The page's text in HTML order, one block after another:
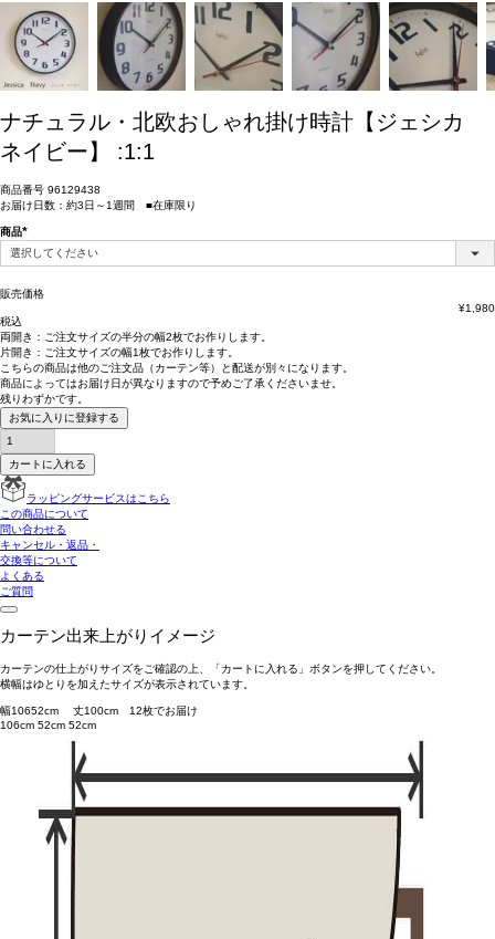
ナチュラル・北欧おしゃれ掛け時計【ジェシカ
ネイビー】 :1:1
商品番号 96129438
お届け日数：約3日～1週間 ■在庫限り
商品
(必
須)
販売価格
¥1,980
税込
両開き： ご注文サイズの半分の幅2枚でお作りします。
片開き： ご注文サイズの幅1枚でお作りします。
こちらの商品は他のご注文品（カーテン等）と配送が別々 になります。
商品によってはお届け日が異なりますので予めご了承くださいませ。
残りわずかです。
お気に入りに登録する
カートに入れる
ラッピングサービスはこちら
この商品について
問い合わせる
キャンセル・返品・
交換等について
よくある
ご質問
カーテン出来上がりイメージ
カーテンの仕上がりサイズをご確認の上、「カートに入れる」ボタンを押してください。
横幅はゆとりを加えたサイズが表示されています。
幅10652cm 丈100cm 12枚でお届け
106cm 52cm 52cm